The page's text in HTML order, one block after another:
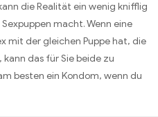
die Realität ein wenig knifflig
macht. Wenn eine
mit der gleichen Puppe hat, die
das für Sie beide zu
besten ein Kondom, wenn du